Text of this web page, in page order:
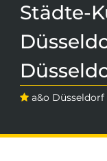
Städte-
a&o